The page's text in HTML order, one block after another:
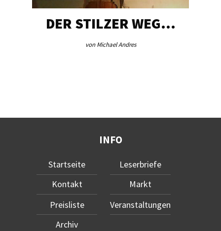
DER STILZER WEG…
von Michael Andres
INFO
Startseite
Kontakt
Preisliste
Archiv
Leserbriefe
Markt
Veranstaltungen